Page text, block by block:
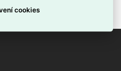
RIGHT ON-OFF W
cookies